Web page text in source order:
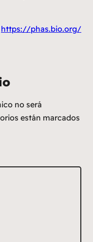
https://phas.bio.org/
no será
están marcados